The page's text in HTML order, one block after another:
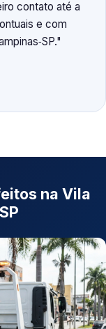
contato até a
e com
na Vila